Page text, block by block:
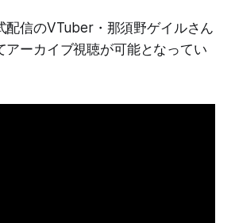
配信のVTuber・那須野ゲイルさん
アーカイブ視聴が可能となってい